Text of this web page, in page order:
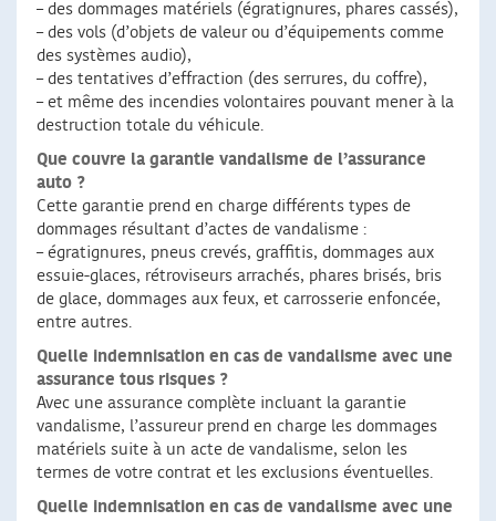
– des dommages matériels (égratignures, phares cassés),
– des vols (d’objets de valeur ou d’équipements comme
des systèmes audio),
– des tentatives d’effraction (des serrures, du coffre),
– et même des incendies volontaires pouvant mener à la
destruction totale du véhicule.
Que couvre la garantie vandalisme de l’assurance
auto ?
Cette garantie prend en charge différents types de
dommages résultant d’actes de vandalisme :
– égratignures, pneus crevés, graffitis, dommages aux
essuie-glaces, rétroviseurs arrachés, phares brisés, bris
de glace, dommages aux feux, et carrosserie enfoncée,
entre autres.
Quelle indemnisation en cas de vandalisme avec une
assurance tous risques ?
Avec une assurance complète incluant la garantie
vandalisme, l’assureur prend en charge les dommages
matériels suite à un acte de vandalisme, selon les
termes de votre contrat et les exclusions éventuelles.
Quelle indemnisation en cas de vandalisme avec une